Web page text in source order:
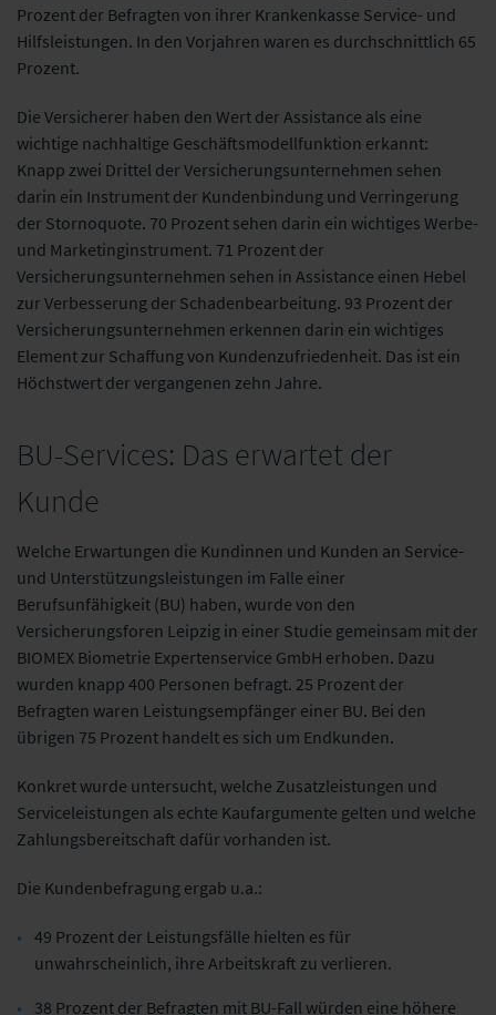
Prozent der Befragten von ihrer Krankenkasse Service- und
Hilfsleistungen. In den Vorjahren waren es durchschnittlich 65
Prozent.
Die Versicherer haben den Wert der Assistance als eine
wichtige nachhaltige Geschäftsmodellfunktion erkannt:
Knapp zwei Drittel der Versicherungsunternehmen sehen
darin ein Instrument der Kundenbindung und Verringerung
der Stornoquote. 70 Prozent sehen darin ein wichtiges Werbe-
und Marketinginstrument. 71 Prozent der
Versicherungsunternehmen sehen in Assistance einen Hebel
zur Verbesserung der Schadenbearbeitung. 93 Prozent der
Versicherungsunternehmen erkennen darin ein wichtiges
Element zur Schaffung von Kundenzufriedenheit. Das ist ein
Höchstwert der vergangenen zehn Jahre.
BU-Services: Das erwartet der
Kunde
Welche Erwartungen die Kundinnen und Kunden an Service-
und Unterstützungsleistungen im Falle einer
Berufsunfähigkeit (BU) haben, wurde von den
Versicherungsforen Leipzig in einer Studie gemeinsam mit der
BIOMEX Biometrie Expertenservice GmbH erhoben. Dazu
wurden knapp 400 Personen befragt. 25 Prozent der
Befragten waren Leistungsempfänger einer BU. Bei den
übrigen 75 Prozent handelt es sich um Endkunden.
Konkret wurde untersucht, welche Zusatzleistungen und
Serviceleistungen als echte Kaufargumente gelten und welche
Zahlungsbereitschaft dafür vorhanden ist.
Die Kundenbefragung ergab u.a.:
49 Prozent der Leistungsfälle hielten es für
unwahrscheinlich, ihre Arbeitskraft zu verlieren.
38 Prozent der Befragten mit BU-Fall würden eine höhere